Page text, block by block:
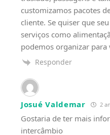
customizamos pacotes
cliente. Se quiser que
serviços como
podemos organizar para
Responder
Josué Valdemar 2
Gostaria de ter mais
intercâmbio